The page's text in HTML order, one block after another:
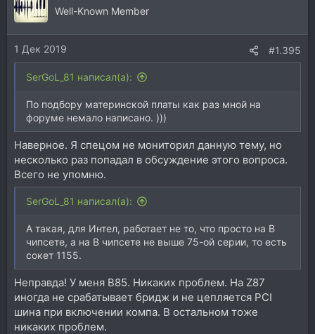
Well-Known Member
1 Дек 2019 #1.395
SerGoL_81 написал(а):
По подбору материнской платы как раз мной на
форуме немало написано. )))
Наверное. Я спецом не мониторил данную тему, но
несколько раз попадал в обсуждение этого вопроса.
Всего не упомню.
SerGoL_81 написал(а):
А такая, для Интел, работает не то, что просто на В
чипсете, а на В чипсете не выше 75-ой серии, то есть
сокет 1155.
Неправда! У меня B85. Никаких проблем. На Z87
иногда не срабатывает бридж и не цепляется PCI
шина при включении компа. В остальном тоже
никаких проблем.